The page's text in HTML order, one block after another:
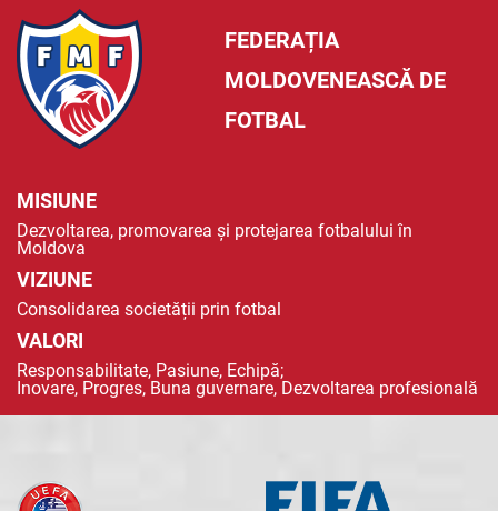
FEDERAȚIA
MOLDOVENEASCĂ DE
FOTBAL
MISIUNE
Dezvoltarea, promovarea și protejarea fotbalului în
Moldova
VIZIUNE
Consolidarea societății prin fotbal
VALORI
Responsabilitate, Pasiune, Echipă;
Inovare, Progres, Buna guvernare, Dezvoltarea profesională